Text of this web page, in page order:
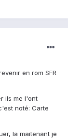
en rom SFR
ils me l'ont
noté: Carte
la maitenant je